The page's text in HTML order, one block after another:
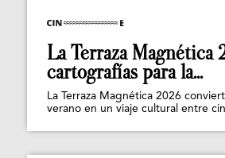
La Terraza Magnética
cartografías para la...
La Terraza Magnética 2026
verano en un viaje cultural entre